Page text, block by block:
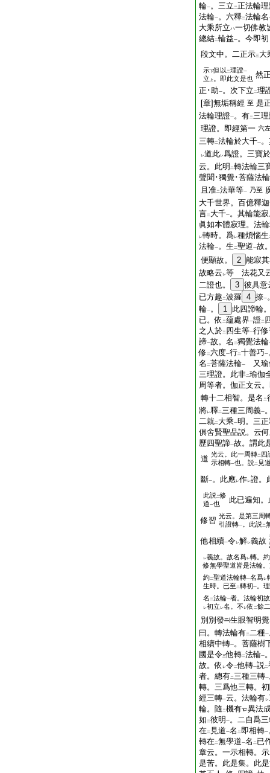
輪一。三立 二正法輪
法輪一。六釋二法輪名
大乘所立ハ一切佛教
總結二輪益一。今即
段文中。二正示三大
示下但以 二理證一
立 上 。即此文是也 然
正･助一。次下立 二理
[章]無垢稱經 至 是
法輪理證一。有二三
理證。即經第一 六
三轉二法輪於大千一
レ道此レ爲證。三寶於
云。此明 二轉法輪三
聲聞･獨覺･菩薩法
且准二法華等一 乃至
大千世界。百億釋
言二 大千一。其輪能
眞如本體寂理。法
レ轉時。爲レ種煩惱生
法輪一。生 二聖道一故
便顯故。
2 能寂
故略云 レ等 法花又
二證也。
3 彼具意
已方趣 二波羅 4 捺一
輪一。 1 此四諦輪
已。依 二蘊處界一證二
之人於二 四生等一行
諦一故。名 二獨覺法輪
修 二六度一行二十善巧一
名 二菩薩法輪一
又瑜
三理證。此非二瑜伽
周等者。伽正文云
轉十二相智。是名 二
將レ釋二三種三周義一
二就二 大乘一明。三
俱舍賢聖品説。云
歷四聖諦一故。謂此
道 光云。此一周轉二 四
示相轉一也。説 二 見
斷一。此應レ作レ證。
此説 二修
道一也 此已遍知
修習 光云。是第三周
引證轉一 。此説 二
他相續一令レ解レ義故
レ義故。故名爲レ轉。約
修無學聖道皆是法輪
約二聖道法輪轉一名爲レ
生時。已至 二轉初一 。
名 二法輪一者。法輪初
レ初立 レ名。不 レ依 二餘二
別別發 生眼智明覺
曰。轉法輪有二二種一
相續中轉一。菩薩樹
國是令三他轉二法輪一
故。依 レ令二他轉一説二
者。總有二三種三轉一
轉。三爲他三轉。
經三轉一云。法輪有レ
輪。隨 二機有
異法
如 二彼明 一。二自爲
在二 見道一名 二 即相轉一
轉在二無學道一名 二 已
章云。一示相轉。示
是苦。此是集。此